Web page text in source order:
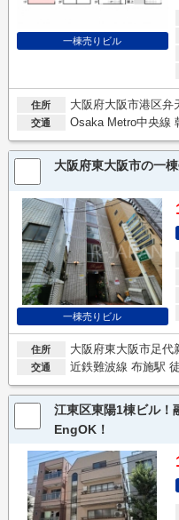
一棟売りビル
住所 大阪府大阪市港区弁
交通 Osaka Metro中央線
大阪府東大阪市の一
一棟売りビル
住所 大阪府東大阪市足代
交通 近鉄難波線 布施駅
江東区東陽1棟ビル！
EngOK！